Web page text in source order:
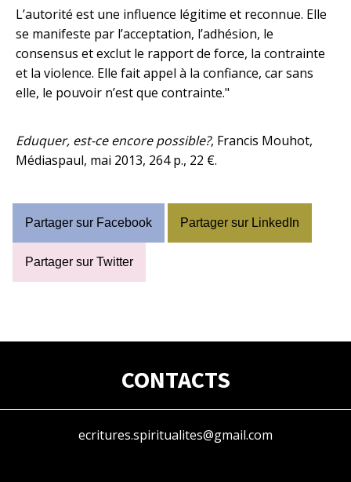
L’autorité est une influence légitime et reconnue. Elle
se manifeste par l’acceptation, l’adhésion, le
consensus et exclut le rapport de force, la contrainte
et la violence. Elle fait appel à la confiance, car sans
elle, le pouvoir n’est que contrainte."
Eduquer, est-ce encore possible?, Francis Mouhot,
Médiaspaul, mai 2013, 264 p., 22 €.
Partager sur Facebook Partager sur LinkedIn
Partager sur Twitter
CONTACTS
ecritures.spiritualites@gmail.com